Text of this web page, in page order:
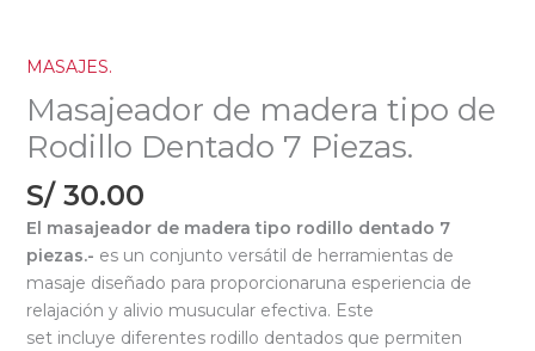
MASAJES.
Masajeador de madera tipo de
Rodillo Dentado 7 Piezas.
S/30.00
El masajeador de madera tipo rodillo dentado 7
piezas.- es un conjunto versátil de herramientas de
masaje diseñado para proporcionaruna esperiencia de
relajación y alivio musucular efectiva. Este
set incluye diferentes rodillo dentados que permiten